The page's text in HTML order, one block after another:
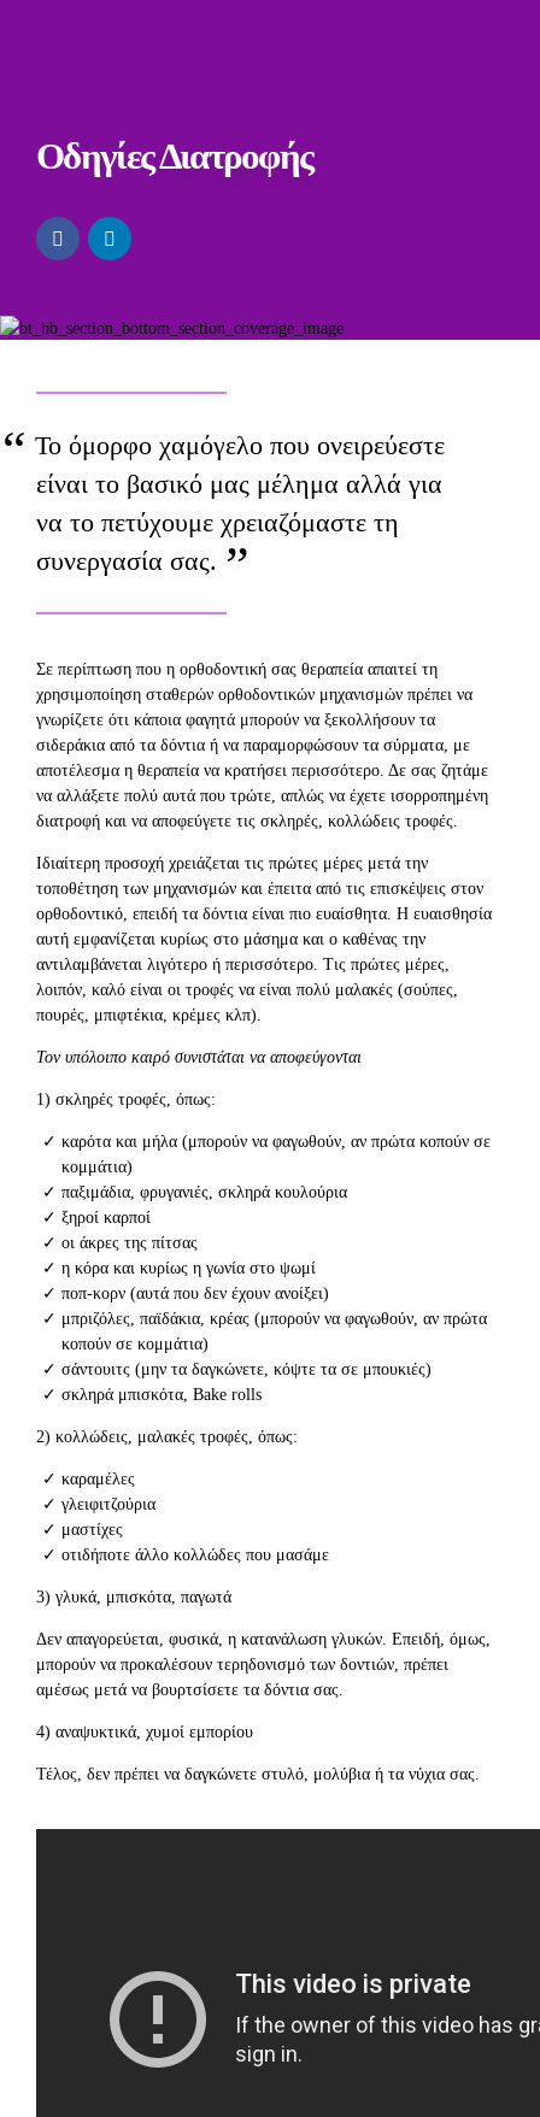
ΟδηγίεςΔιατροφής
Το όμορφο χαμόγελο που ονειρεύεστε
είναι το βασικό μας μέλημα αλλά για
να το πετύχουμε χρειαζόμαστε τη
συνεργασία σας.
Σε περίπτωση που η ορθοδοντική σας θεραπεία απαιτεί τη
χρησιμοποίηση σταθερών ορθοδοντικών μηχανισμών πρέπει να
γνωρίζετε ότι κάποια φαγητά μπορούν να ξεκολλήσουν τα
σιδεράκια από τα δόντια ή να παραμορφώσουν τα σύρματα, με
αποτέλεσμα η θεραπεία να κρατήσει περισσότερο. Δε σας ζητάμε
να αλλάξετε πολύ αυτά που τρώτε, απλώς να έχετε ισορροπημένη
διατροφή και να αποφεύγετε τις σκληρές, κολλώδεις τροφές.
Ιδιαίτερη προσοχή χρειάζεται τις πρώτες μέρες μετά την
τοποθέτηση των μηχανισμών και έπειτα από τις επισκέψεις στον
ορθοδοντικό, επειδή τα δόντια είναι πιο ευαίσθητα. Η ευαισθησία
αυτή εμφανίζεται κυρίως στο μάσημα και ο καθένας την
αντιλαμβάνεται λιγότερο ή περισσότερο. Τις πρώτες μέρες,
λοιπόν, καλό είναι οι τροφές να είναι πολύ μαλακές (σούπες,
πουρές, μπιφτέκια, κρέμες κλπ).
Τον υπόλοιπο καιρό συνιστάται να αποφεύγονται
1) σκληρές τροφές, όπως:
καρότα και μήλα (μπορούν να φαγωθούν, αν πρώτα κοπούν σε
κομμάτια)
παξιμάδια, φρυγανιές, σκληρά κουλούρια
ξηροί καρποί
οι άκρες της πίτσας
η κόρα και κυρίως η γωνία στο ψωμί
ποπ-κορν (αυτά που δεν έχουν ανοίξει)
μπριζόλες, παϊδάκια, κρέας (μπορούν να φαγωθούν, αν πρώτα
κοπούν σε κομμάτια)
σάντουιτς (μην τα δαγκώνετε, κόψτε τα σε μπουκιές)
σκληρά μπισκότα, Bake rolls
2) κολλώδεις, μαλακές τροφές, όπως:
καραμέλες
γλειφιτζούρια
μαστίχες
οτιδήποτε άλλο κολλώδες που μασάμε
3) γλυκά, μπισκότα, παγωτά
Δεν απαγορεύεται, φυσικά, η κατανάλωση γλυκών. Επειδή, όμως,
μπορούν να προκαλέσουν τερηδονισμό των δοντιών, πρέπει
αμέσως μετά να βουρτσίσετε τα δόντια σας.
4) αναψυκτικά, χυμοί εμπορίου
Τέλος, δεν πρέπει να δαγκώνετε στυλό, μολύβια ή τα νύχια σας.